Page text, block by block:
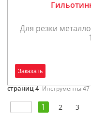
Для резки
Заказать
страниц 4 Инструменты 47
1 2 3